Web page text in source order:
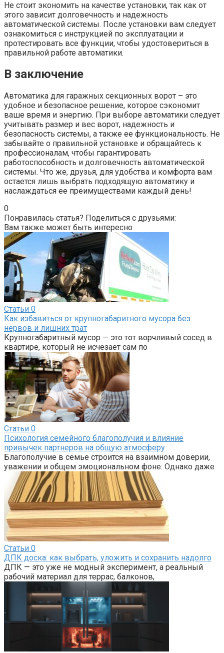
Не стоит экономить на качестве установки, так как от
этого зависит долговечность и надежность
автоматической системы. После установки вам следует
ознакомиться с инструкцией по эксплуатации и
протестировать все функции, чтобы удостовериться в
правильной работе автоматики.
В заключение
Автоматика для гаражных секционных ворот – это
удобное и безопасное решение, которое сэкономит
ваше время и энергию. При выборе автоматики следует
учитывать размер и вес ворот, надежность и
безопасность системы, а также ее функциональность. Не
забывайте о правильной установке и обращайтесь к
профессионалам, чтобы гарантировать
работоспособность и долговечность автоматической
системы. Что же, друзья, для удобства и комфорта вам
остается лишь выбрать подходящую автоматику и
наслаждаться ее преимуществами каждый день!
0
Понравилась статья? Поделиться с друзьями:
Вам также может быть интересно
Статьи 0
Как избавиться от крупногабаритного мусора без
нервов и лишних трат
Крупногабаритный мусор — это тот ворчливый сосед в
квартире, который не исчезает сам по
Статьи 0
Психология семейного благополучия и влияние
привычек партнеров на общую атмосферу
Благополучие в семье строится на взаимном доверии,
уважении и общем эмоциональном фоне. Однако даже
Статьи 0
ДПК доска: как выбрать, уложить и сохранить надолго
ДПК — это уже не модный эксперимент, а реальный
рабочий материал для террас, балконов,